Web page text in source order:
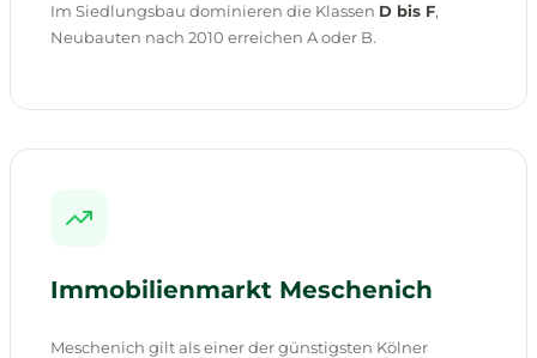
Im Siedlungsbau dominieren die Klassen D bis F,
Neubauten nach 2010 erreichen A oder B.
Immobilienmarkt Meschenich
Meschenich gilt als einer der günstigsten Kölner